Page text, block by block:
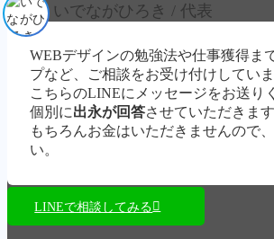
WEBデザインの勉強法や仕事獲得ま
プなど、ご相談をお受け付けしていま
こちらのLINEにメッセージをお送り
個別に出永が回答させていただきます
もちろんお金はいただきませんので
い。
いでながひろき / 代表
LINEで相談してみる